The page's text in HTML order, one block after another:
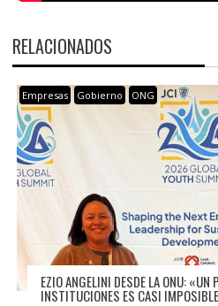
RELACIONADOS
Empresas Gobierno ONG
EZIO ANGELINI DESDE LA ONU: «UN
INSTITUCIONES ES CASI